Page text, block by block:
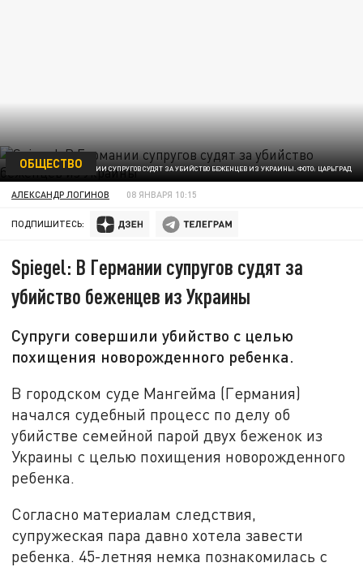
SPIEGEL: В ГЕРМАНИИ СУПРУГОВ СУДЯТ ЗА УБИЙСТВО БЕЖЕНЦЕВ ИЗ УКРАИНЫ. ФОТО: ЦАРЬГРАД
ОБЩЕСТВО
АЛЕКСАНДР ЛОГИНОВ 08 ЯНВАРЯ 10:15
ПОДПИШИТЕСЬ:
Spiegel: В Германии супругов судят за
убийство беженцев из Украины
Супруги совершили убийство с целью
похищения новорожденного ребенка.
В городском суде Мангейма (Германия)
начался судебный процесс по делу об
убийстве семейной парой двух беженок из
Украины с целью похищения новорожденного
ребенка.
Согласно материалам следствия,
супружеская пара давно хотела завести
ребенка. 45-летняя немка познакомилась с